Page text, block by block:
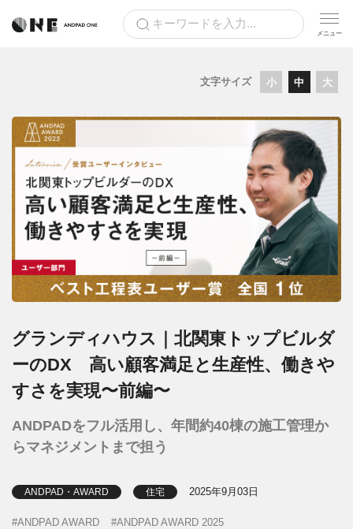
文字サイズ 小 中 大
グランディハウス｜北関東トップビルダ
ーのDX 高い顧客満足と生産性、働きや
すさを実現〜前編〜
ANDPADをフル活用し、年間約40棟の施工管理か
らマネジメントまで担う
ANDPAD・AWARD 住宅 2025年9月03日
ANDPAD AWARD
ANDPAD AWARD 2025